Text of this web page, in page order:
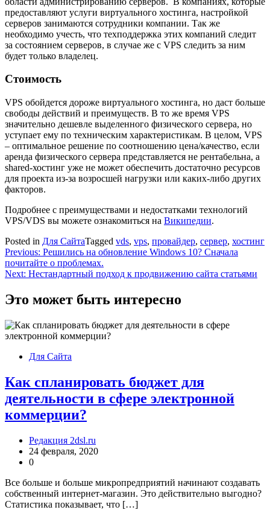
предоставляют услуги виртуального хостинга, настройкой
серверов занимаются сотрудники компании. Так же
необходимо учесть, что техподдержка этих компаний следит
за состоянием серверов, в случае же с VPS следить за ним
будет только владелец.
Стоимость
VPS обойдется дороже виртуального хостинга, но даст больше
свободы действий и преимуществ. В то же время VPS
значительно дешевле выделенного физического сервера, но
уступает ему по техническим характеристикам. В целом, VPS
– оптимальное решение по соотношению цена/качество, если
аренда физического сервера представляется не рентабельна, а
shared-хостинг уже не может обеспечить достаточно ресурсов
для проекта из-за возросшей нагрузки или каких-либо других
факторов.
Подробнее с преимуществами и недостатками технологий
VPS/VDS вы можете ознакомиться на Википедии.
Posted in Для СайтаTagged vds, vps, провайдер, сервер, хостинг
Навигация
по
Previous: Решились на обновление Windows 10? Сначала
почитайте о проблемах.
Next: Нестандартный подход к продвижению сайта статьями
Это может быть интересно
Для Сайта
Как спланировать бюджет для
деятельности в сфере электронной
коммерции?
Редакция 2dsl.ru
24 февраля, 2020
0
Все больше и больше микропредприятий начинают создавать
собственный интернет-магазин. Это действительно выгодно?
Статистика показывает, что […]